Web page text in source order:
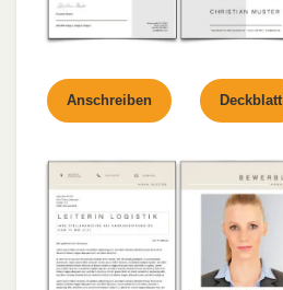
Anschreiben Deckblatt